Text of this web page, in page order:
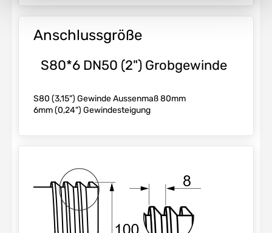
Anschlussgröße
S80*6 DN50 (2") Grobgewinde
S80 (3,15") Gewinde Aussenmaß 80mm
6mm (0,24") Gewindesteigung